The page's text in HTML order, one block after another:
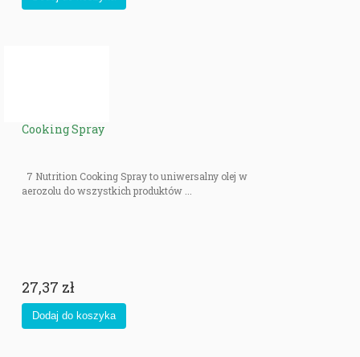
Cooking Spray
7 Nutrition Cooking Spray to uniwersalny olej w
aerozolu do wszystkich produktów ...
27,37 zł